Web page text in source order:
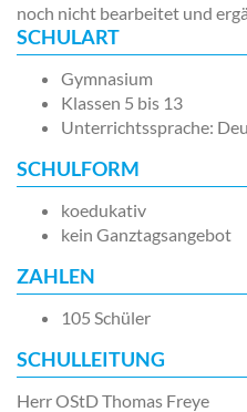
noch nicht bearbeitet und
SCHULART
Gymnasium
Klassen 5 bis 13
Unterrichtssprache:
SCHULFORM
koedukativ
kein Ganztagsangebot
ZAHLEN
105 Schüler
SCHULLEITUNG
Herr OStD Thomas Freye